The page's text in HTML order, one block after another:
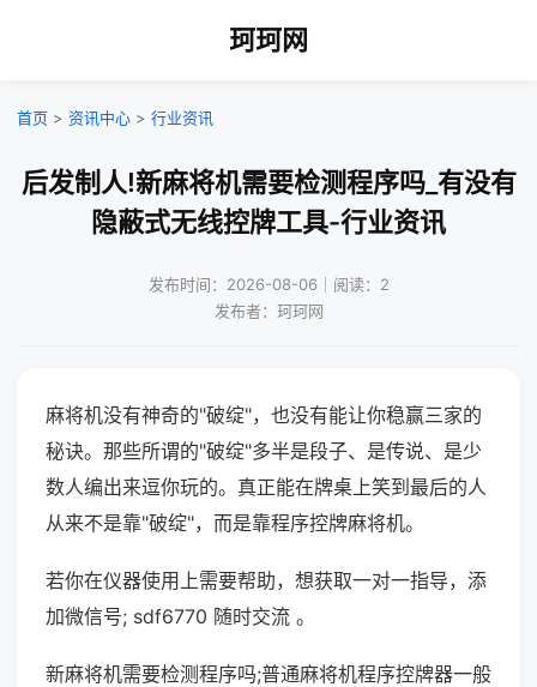
珂珂网
首页 > 资讯中心 > 行业资讯
后发制人!新麻将机需要检测程序吗_有没有
隐蔽式无线控牌工具-行业资讯
发布时间：2026-08-06｜阅读：2
发布者：珂珂网
麻将机没有神奇的"破绽"，也没有能让你稳赢三家的
秘诀。那些所谓的"破绽"多半是段子、是传说、是少
数人编出来逗你玩的。真正能在牌桌上笑到最后的人
从来不是靠"破绽"，而是靠程序控牌麻将机。
若你在仪器使用上需要帮助，想获取一对一指导，添
加微信号; sdf6770 随时交流 。
新麻将机需要检测程序吗;普通麻将机程序控牌器一般